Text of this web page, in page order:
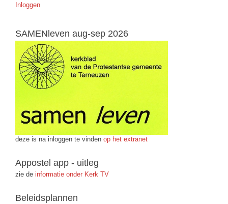
Inloggen
SAMENleven aug-sep 2026
deze is na inloggen te vinden op het extranet
Appostel app - uitleg
zie de informatie onder Kerk TV
Beleidsplannen